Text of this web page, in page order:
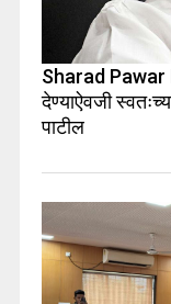
Sharad Pawar
देण्याऐवजी
पाटील